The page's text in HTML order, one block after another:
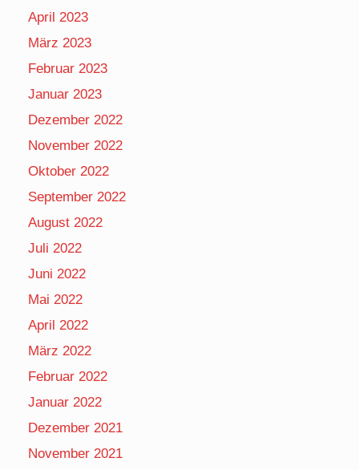
April 2023
März 2023
Februar 2023
Januar 2023
Dezember 2022
November 2022
Oktober 2022
September 2022
August 2022
Juli 2022
Juni 2022
Mai 2022
April 2022
März 2022
Februar 2022
Januar 2022
Dezember 2021
November 2021